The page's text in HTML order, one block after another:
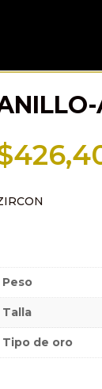
Peso
Talla
Tipo de oro